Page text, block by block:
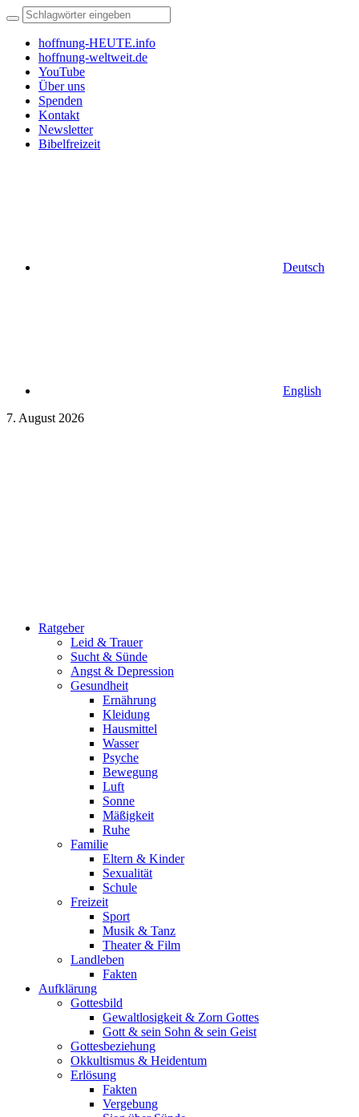
hoffnung-HEUTE.info
hoffnung-weltweit.de
YouTube
Über uns
Spenden
Kontakt
Newsletter
Bibelfreizeit
Deutsch
English
7. August 2026
Ratgeber
Leid & Trauer
Sucht & Sünde
Angst & Depression
Gesundheit
Ernährung
Kleidung
Hausmittel
Wasser
Psyche
Bewegung
Luft
Sonne
Mäßigkeit
Ruhe
Familie
Eltern & Kinder
Sexualität
Schule
Freizeit
Sport
Musik & Tanz
Theater & Film
Landleben
Fakten
Aufklärung
Gottesbild
Gewaltlosigkeit & Zorn Gottes
Gott & sein Sohn & sein Geist
Gottesbeziehung
Okkultismus & Heidentum
Erlösung
Fakten
Vergebung